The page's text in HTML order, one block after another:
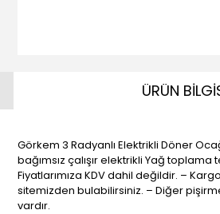
ÜRÜN
Görkem 3 Radyanlı Elektrikli Döner
bağımsız çalışır elektrikli Yağ
Fiyatlarımıza KDV dahil değildir. –
sitemizden bulabilirsiniz. – Diğer
vardır.